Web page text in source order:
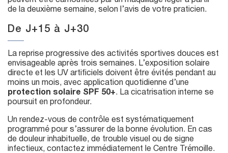
de la deuxième semaine, selon l’avis de votre praticien.
De J+15 à J+30
La reprise progressive des activités sportives douces est
envisageable après trois semaines. L’exposition solaire
directe et les UV artificiels doivent être évités pendant au
moins un mois, avec application quotidienne d’une
protection solaire SPF 50+. La cicatrisation interne se
poursuit en profondeur.
Un rendez-vous de contrôle est systématiquement
programmé pour s’assurer de la bonne évolution. En cas
de douleur inhabituelle, de trouble visuel ou de signe
infectieux, contactez immédiatement le Centre Trémoille.